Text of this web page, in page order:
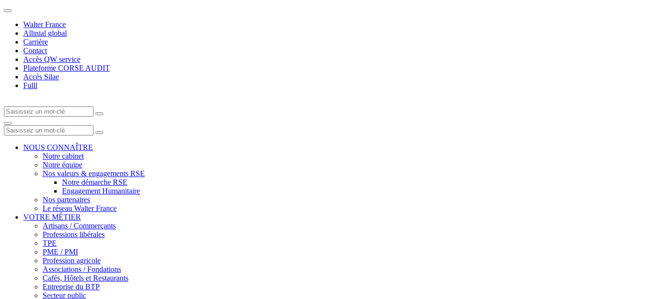
Walter France
Allinial global
Carrière
Contact
Accès QW service
Plateforme CORSE AUDIT
Accès Silae
Fulll
NOUS CONNAÎTRE
Notre cabinet
Notre équipe
Nos valeurs & engagements RSE
Notre démarche RSE
Engagement Humanitaire
Nos partenaires
Le réseau Walter France
VOTRE MÉTIER
Artisans / Commerçants
Professions libérales
TPE
PME / PMI
Profession agricole
Associations / Fondations
Cafés, Hôtels et Restaurants
Entreprise du BTP
Secteur public